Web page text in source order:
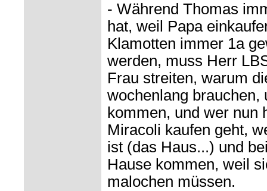
- Während Thomas
hat, weil Papa
Klamotten immer 1a
werden, muss Herr
Frau streiten, warum
wochenlang brauchen,
kommen, und wer nun
Miracoli kaufen geht,
ist (das Haus...) und
Hause kommen, weil
malochen müssen.